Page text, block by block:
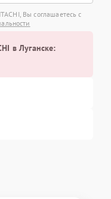
Вы соглашаетесь с
в Луганске: